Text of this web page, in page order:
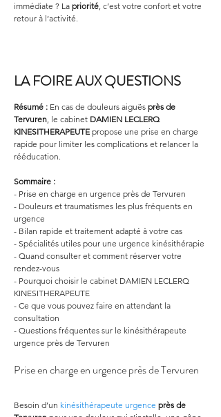
immédiate ? La priorité, c’est votre confort et votre
retour à l’activité.
LA FOIRE AUX QUESTIONS
Résumé : En cas de douleurs aiguës près de
Tervuren, le cabinet DAMIEN LECLERQ
KINESITHERAPEUTE propose une prise en charge
rapide pour limiter les complications et relancer la
rééducation.
Sommaire :
- Prise en charge en urgence près de Tervuren
- Douleurs et traumatismes les plus fréquents en
urgence
- Bilan rapide et traitement adapté à votre cas
- Spécialités utiles pour une urgence kinésithérapie
- Quand consulter et comment réserver votre
rendez-vous
- Pourquoi choisir le cabinet DAMIEN LECLERQ
KINESITHERAPEUTE
- Ce que vous pouvez faire en attendant la
consultation
- Questions fréquentes sur le kinésithérapeute
urgence près de Tervuren
Prise en charge en urgence près de Tervuren
Besoin d’un kinésithérapeute urgence près de